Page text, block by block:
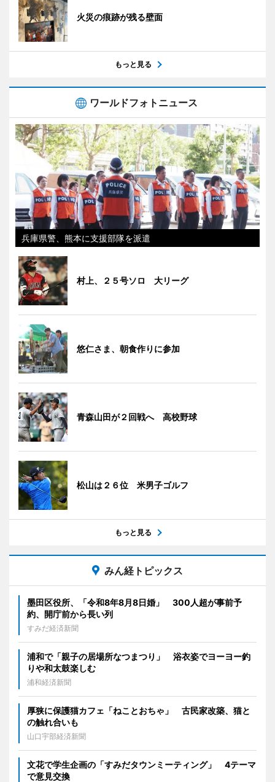
火災の痕跡が残る壁面
もっと見る
ワールドフォトニュース
兵庫県警、熊本に支援部隊を派遣
村上、２５号ソロ 大リーグ
悠仁さま、朝食作りに参加
青森山田が２回戦へ 高校野球
松山は２６位 米男子ゴルフ
もっと見る
みん経トピックス
墨田区役所、「令和8年8月8日婚」 300人超が事前予
約、開庁前から長い列
すみだ経済新聞
浦和で「親子の居場所なつまつり」 浴衣姿でヨーヨー釣
りや和太鼓楽しむ
浦和経済新聞
厚狭に保護猫カフェ「ねことおちゃ」 古民家改築、猫と
の触れ合いも
山口宇部経済新聞
文花で学生企画の「すみだタウンミーティング」 4テーマ
で意見交換